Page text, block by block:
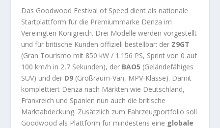
Das Goodwood Festival of Speed dient als nationale
Startplattform für die Premiummarke Denza im
Vereinigten Königreich. Drei Modelle werden vorgestellt
und für britische Kunden offiziell bestellbar: der Z9GT
(Gran Tourismo mit 850 kW / 1.156 PS, Sprint von 0 auf
100 km/h in 2,7 Sekunden), der BAO5 (Geländefähiges
SUV) und der D9(Großraum-Van, MPV-Klasse). Damit
komplettiert Denza nach Märkten wie Deutschland,
Frankreich und Spanien nun auch die britische
Marktabdeckung. Zusätzlich zum Fahrzeugportfolio soll
Goodwood als Plattform für mindestens eine globale